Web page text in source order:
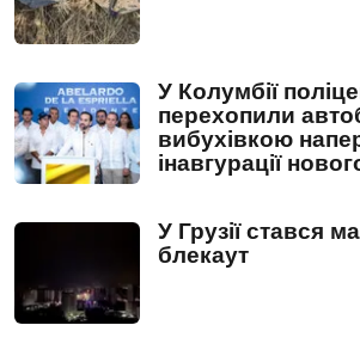
У Колумбії
перехопили
вибухівкою
інавгурації
У Грузії стався
блекаут